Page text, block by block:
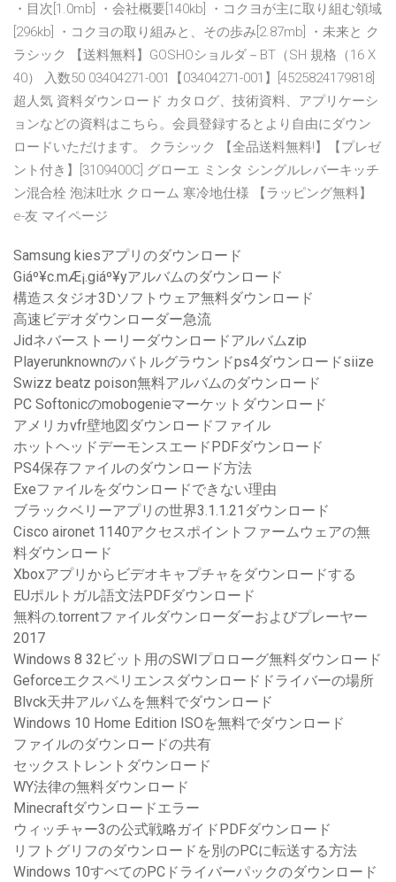
・目次[1.0mb] ・会社概要[140kb] ・コクヨが主に取り組む領域
[296kb] ・コクヨの取り組みと、その歩み[2.87mb] ・未来と ク
ラシック 【送料無料】GOSHOショルダ－BT（SH 規格（16 X
40） 入数50 03404271-001【03404271-001】[4525824179818]
超人気 資料ダウンロード カタログ、技術資料、アプリケーシ
ョンなどの資料はこちら。会員登録するとより自由にダウン
ロードいただけます。 クラシック 【全品送料無料!】【プレゼ
ント付き】[3109400C] グローエ ミンタ シングルレバーキッチ
ン混合栓 泡沫吐水 クローム 寒冷地仕様 【ラッピング無料】
e-友 マイページ
Samsung kiesアプリのダウンロード
Giáº¥c.mÆ¡.giáº¥yアルバムのダウンロード
構造スタジオ3Dソフトウェア無料ダウンロード
高速ビデオダウンローダー急流
Jidネバーストーリーダウンロードアルバムzip
Playerunknownのバトルグラウンドps4ダウンロードsiize
Swizz beatz poison無料アルバムのダウンロード
PC Softonicのmobogenieマーケットダウンロード
アメリカvfr壁地図ダウンロードファイル
ホットヘッドデーモンスエードPDFダウンロード
PS4保存ファイルのダウンロード方法
Exeファイルをダウンロードできない理由
ブラックベリーアプリの世界3.1.1.21ダウンロード
Cisco aironet 1140アクセスポイントファームウェアの無
料ダウンロード
Xboxアプリからビデオキャプチャをダウンロードする
EUポルトガル語文法PDFダウンロード
無料の.torrentファイルダウンローダーおよびプレーヤー
2017
Windows 8 32ビット用のSWIプロローグ無料ダウンロード
Geforceエクスペリエンスダウンロードドライバーの場所
Blvck天井アルバムを無料でダウンロード
Windows 10 Home Edition ISOを無料でダウンロード
ファイルのダウンロードの共有
セックストレントダウンロード
WY法律の無料ダウンロード
Minecraftダウンロードエラー
ウィッチャー3の公式戦略ガイドPDFダウンロード
リフトグリフのダウンロードを別のPCに転送する方法
Windows 10すべてのPCドライバーパックのダウンロード